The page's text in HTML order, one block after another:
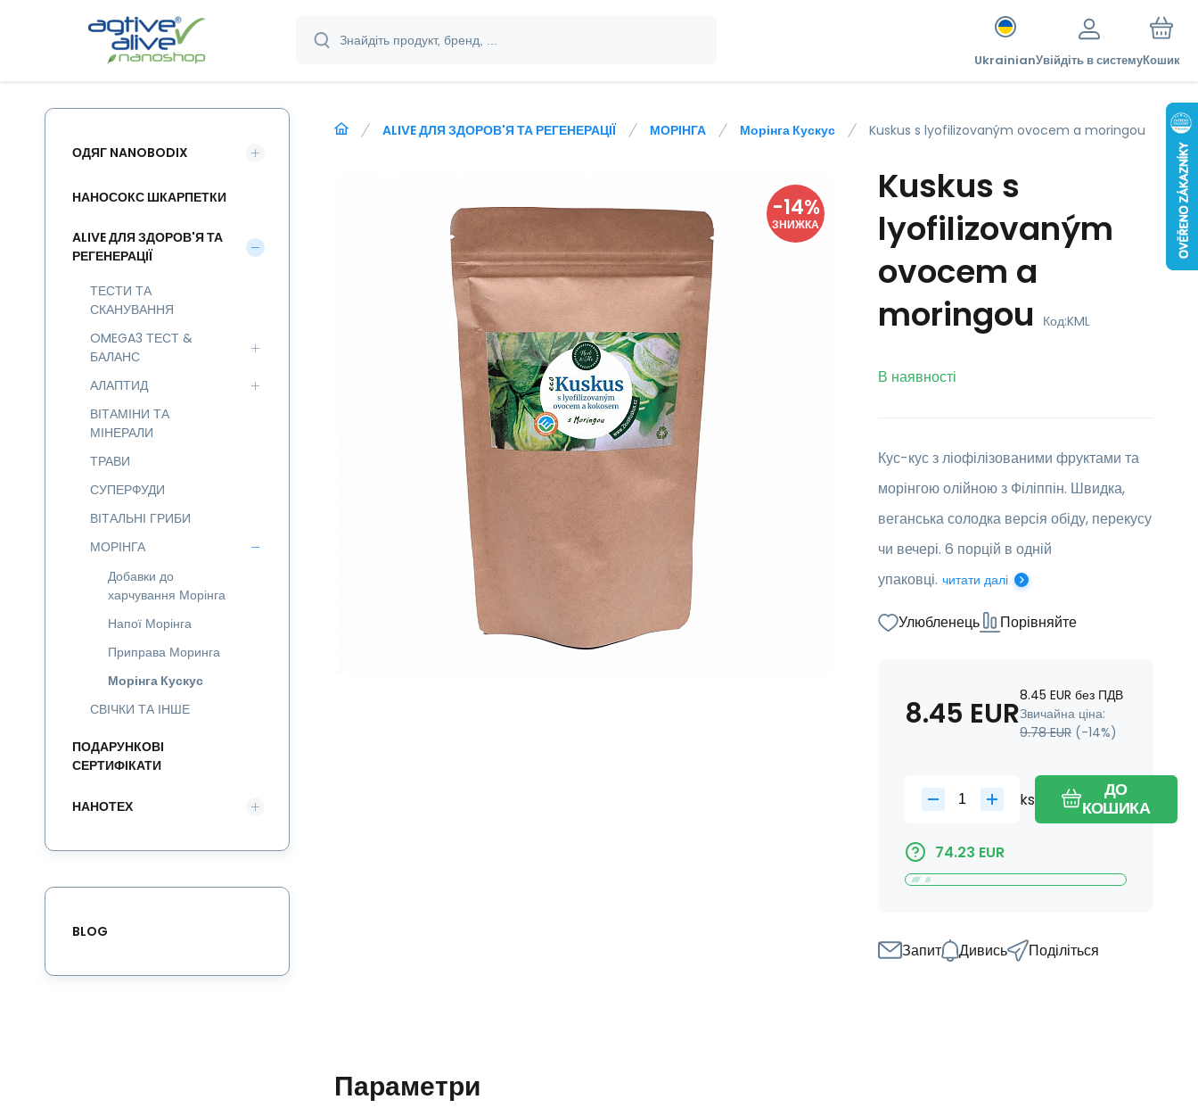
UkrainianУвійдіть в системуКошик
ALIVE ДЛЯ ЗДОРОВ'Я ТА РЕГЕНЕРАЦІЇ МОРІНГА Морінга Кускус Kuskus s lyofilizovaným ovocem a moringou
-14%
ЗНИЖКА
Kuskus s
lyofilizovaným
ovocem a
moringou
Код:KML
В наявності
Кус-кус з ліофілізованими фруктами та
морінгою олійною з Філіппін. Швидка,
веганська солодка версія обіду, перекусу
чи вечері. 6 порцій в одній
упаковці. читати далі
Улюбленець Порівняйте
8.45 EUR8.45 EUR без ПДВ
Звичайна ціна:
9.78 EUR (-14%)
ks
ДО
КОШИКА
74.23 EUR
Запит Дивись Поділіться
Параметри
ОДЯГ NANOBODIX
НАНОСОКС ШКАРПЕТКИ
ALIVE ДЛЯ ЗДОРОВ'Я ТА
РЕГЕНЕРАЦІЇ
ТЕСТИ ТА
СКАНУВАННЯ
OMEGA3 ТЕСТ &
БАЛАНС
АЛАПТИД
ВІТАМІНИ ТА
МІНЕРАЛИ
ТРАВИ
СУПЕРФУДИ
ВІТАЛЬНІ ГРИБИ
МОРІНГА
Добавки до
харчування Морінга
Напої Морінга
Приправа Моринга
Морінга Кускус
СВІЧКИ ТА ІНШЕ
ПОДАРУНКОВІ
СЕРТИФІКАТИ
НАНОТЕХ
BLOG